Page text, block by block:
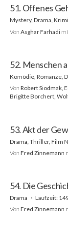
51. Offenes
Mystery, Drama,
Von Asghar Farhadi
52. Menschen
Komödie, Romanze,
Von Robert Siodmak,
Brigitte Borchert,
53. Akt der
Drama, Thriller, Film
Von Fred Zinnemann
54. Die
Drama
Laufzeit:
Von Fred Zinnemann